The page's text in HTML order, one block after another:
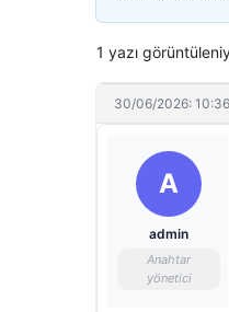
1 yazı
30/06/2026:
A
admin
Anahtar
yönetici